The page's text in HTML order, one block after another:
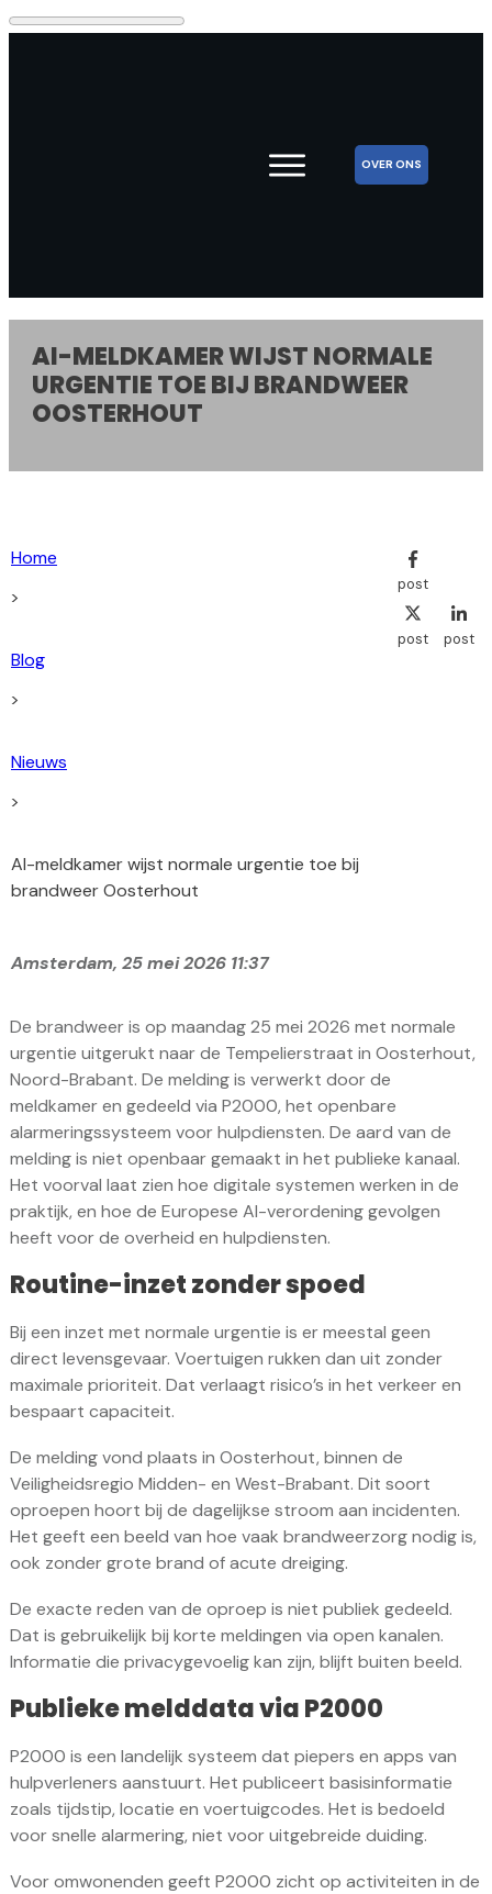
OVER ONS
AI-MELDKAMER WIJST NORMALE
URGENTIE TOE BIJ BRANDWEER
OOSTERHOUT
Home
>
Blog
>
Nieuws
>
AI-meldkamer wijst normale urgentie toe bij
brandweer Oosterhout
post
post post
Amsterdam, 25 mei 2026 11:37
De brandweer is op maandag 25 mei 2026 met normale
urgentie uitgerukt naar de Tempelierstraat in Oosterhout,
Noord-Brabant. De melding is verwerkt door de
meldkamer en gedeeld via P2000, het openbare
alarmeringssysteem voor hulpdiensten. De aard van de
melding is niet openbaar gemaakt in het publieke kanaal.
Het voorval laat zien hoe digitale systemen werken in de
praktijk, en hoe de Europese AI-verordening gevolgen
heeft voor de overheid en hulpdiensten.
Routine-inzet zonder spoed
Bij een inzet met normale urgentie is er meestal geen
direct levensgevaar. Voertuigen rukken dan uit zonder
maximale prioriteit. Dat verlaagt risico’s in het verkeer en
bespaart capaciteit.
De melding vond plaats in Oosterhout, binnen de
Veiligheidsregio Midden- en West-Brabant. Dit soort
oproepen hoort bij de dagelijkse stroom aan incidenten.
Het geeft een beeld van hoe vaak brandweerzorg nodig is,
ook zonder grote brand of acute dreiging.
De exacte reden van de oproep is niet publiek gedeeld.
Dat is gebruikelijk bij korte meldingen via open kanalen.
Informatie die privacygevoelig kan zijn, blijft buiten beeld.
Publieke melddata via P2000
P2000 is een landelijk systeem dat piepers en apps van
hulpverleners aanstuurt. Het publiceert basisinformatie
zoals tijdstip, locatie en voertuigcodes. Het is bedoeld
voor snelle alarmering, niet voor uitgebreide duiding.
Voor omwonenden geeft P2000 zicht op activiteiten in de